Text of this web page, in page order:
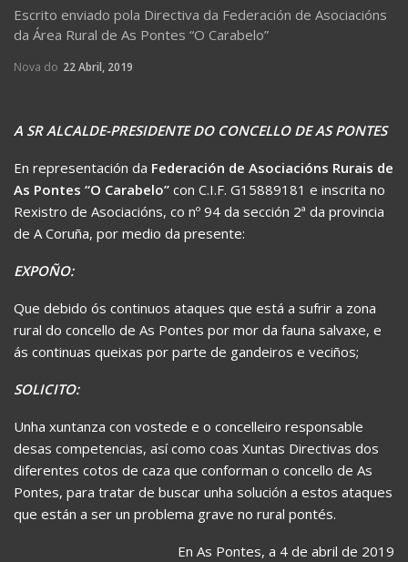
Escrito enviado pola Directiva da Federación de Asociacións
da Área Rural de As Pontes “O Carabelo”
Nova do 22 Abril, 2019
A SR ALCALDE-PRESIDENTE DO CONCELLO DE AS PONTES
En representación da Federación de Asociacións Rurais de
As Pontes “O Carabelo” con C.I.F. G15889181 e inscrita no
Rexistro de Asociacións, co nº 94 da sección 2ª da provincia
de A Coruña, por medio da presente:
EXPOÑO:
Que debido ós continuos ataques que está a sufrir a zona
rural do concello de As Pontes por mor da fauna salvaxe, e
ás continuas queixas por parte de gandeiros e veciños;
SOLICITO:
Unha xuntanza con vostede e o concelleiro responsable
desas competencias, así como coas Xuntas Directivas dos
diferentes cotos de caza que conforman o concello de As
Pontes, para tratar de buscar unha solución a estos ataques
que están a ser un problema grave no rural pontés.
En As Pontes, a 4 de abril de 2019